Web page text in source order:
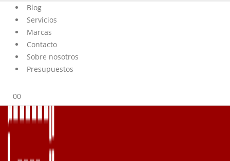
Blog
Servicios
Marcas
Contacto
Sobre nosotros
Presupuestos
00